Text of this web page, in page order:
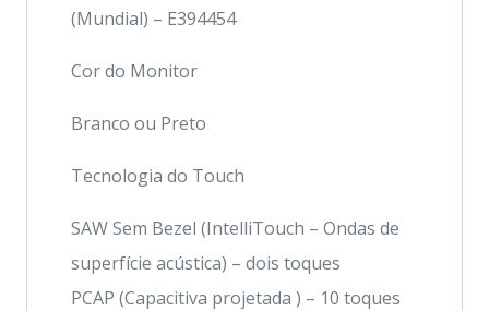
(Mundial) – E394454
Cor do Monitor
Branco ou Preto
Tecnologia do Touch
SAW Sem Bezel (IntelliTouch – Ondas de
superfície acústica) – dois toques
PCAP (Capacitiva projetada ) – 10 toques